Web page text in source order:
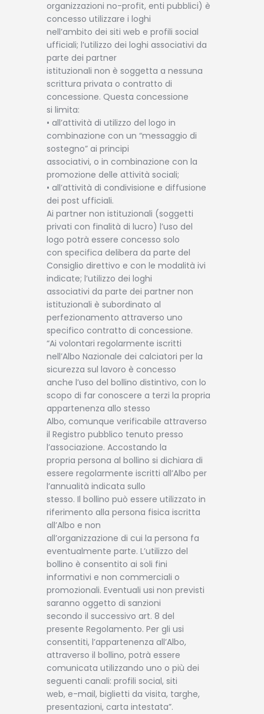
organizzazioni no-profit, enti pubblici) è
concesso utilizzare i loghi
nell’ambito dei siti web e profili social
ufficiali; l’utilizzo dei loghi associativi da
parte dei partner
istituzionali non è soggetta a nessuna
scrittura privata o contratto di
concessione. Questa concessione
si limita:
• all’attività di utilizzo del logo in
combinazione con un “messaggio di
sostegno” ai principi
associativi, o in combinazione con la
promozione delle attività sociali;
• all’attività di condivisione e diffusione
dei post ufficiali.
Ai partner non istituzionali (soggetti
privati con finalità di lucro) l’uso del
logo potrà essere concesso solo
con specifica delibera da parte del
Consiglio direttivo e con le modalità ivi
indicate; l’utilizzo dei loghi
associativi da parte dei partner non
istituzionali è subordinato al
perfezionamento attraverso uno
specifico contratto di concessione.
“Ai volontari regolarmente iscritti
nell’Albo Nazionale dei calciatori per la
sicurezza sul lavoro è concesso
anche l’uso del bollino distintivo, con lo
scopo di far conoscere a terzi la propria
appartenenza allo stesso
Albo, comunque verificabile attraverso
il Registro pubblico tenuto presso
l’associazione. Accostando la
propria persona al bollino si dichiara di
essere regolarmente iscritti all’Albo per
l’annualità indicata sullo
stesso. Il bollino può essere utilizzato in
riferimento alla persona fisica iscritta
all’Albo e non
all’organizzazione di cui la persona fa
eventualmente parte. L’utilizzo del
bollino è consentito ai soli fini
informativi e non commerciali o
promozionali. Eventuali usi non previsti
saranno oggetto di sanzioni
secondo il successivo art. 8 del
presente Regolamento. Per gli usi
consentiti, l’appartenenza all’Albo,
attraverso il bollino, potrà essere
comunicata utilizzando uno o più dei
seguenti canali: profili social, siti
web, e-mail, biglietti da visita, targhe,
presentazioni, carta intestata”.